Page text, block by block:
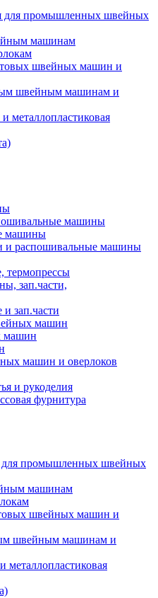
для промышленных швейных
машинам
швейных машин и
швейным машинам и
металлопластиковая
машины
машины
и распошивальные машины
термопрессы
зап.части,
и зап.части
машин
машин
машин и оверлоков
и рукоделия
фурнитура
для промышленных швейных
машинам
швейных машин и
швейным машинам и